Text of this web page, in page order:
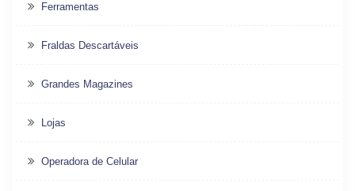
Ferramentas
Fraldas Descartáveis
Grandes Magazines
Lojas
Operadora de Celular